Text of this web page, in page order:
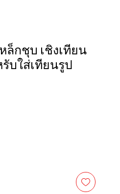
ล็กชุบ​ เชิงเทียน
บใส่เทียนรูป